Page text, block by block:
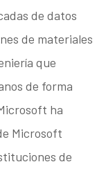
de datos
de materiales
que
de forma
ha
Microsoft
de